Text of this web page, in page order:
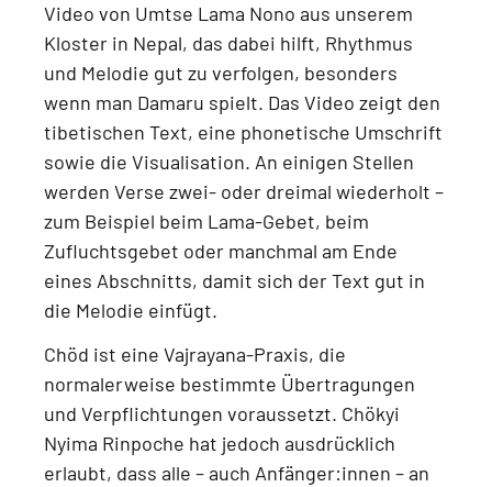
Video von Umtse Lama Nono aus unserem
Kloster in Nepal, das dabei hilft, Rhythmus
und Melodie gut zu verfolgen, besonders
wenn man Damaru spielt. Das Video zeigt den
tibetischen Text, eine phonetische Umschrift
sowie die Visualisation. An einigen Stellen
werden Verse zwei- oder dreimal wiederholt –
zum Beispiel beim Lama-Gebet, beim
Zufluchtsgebet oder manchmal am Ende
eines Abschnitts, damit sich der Text gut in
die Melodie einfügt.
Chöd ist eine Vajrayana-Praxis, die
normalerweise bestimmte Übertragungen
und Verpflichtungen voraussetzt. Chökyi
Nyima Rinpoche hat jedoch ausdrücklich
erlaubt, dass alle – auch Anfänger:innen – an